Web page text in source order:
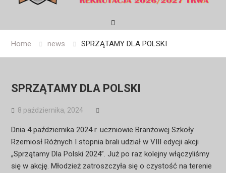
Home news SPRZĄTAMY DLA POLSKI
SPRZĄTAMY DLA POLSKI
8 października, 2024
Dnia 4 października 2024 r. uczniowie Branżowej Szkoły
Rzemiosł Różnych I stopnia brali udział w VIII edycji akcji
„Sprzątamy Dla Polski 2024”. Już po raz kolejny włączyliśmy
się w akcję. Młodzież zatroszczyła się o czystość na terenie